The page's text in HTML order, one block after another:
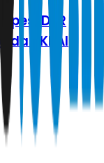
DPR
dan KPAI